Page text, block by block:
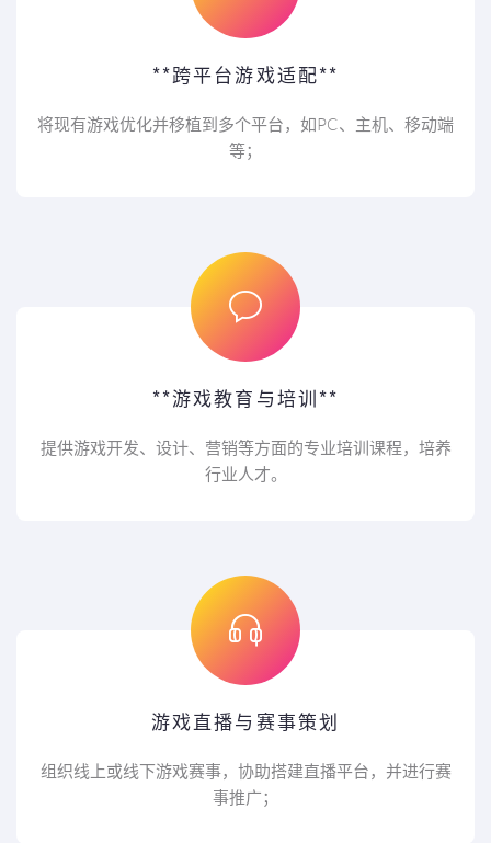
**跨平台游戏适配**
将现有游戏优化并移植到多个平台，如PC、主机、移动端
等；
**游戏教育与培训**
提供游戏开发、设计、营销等方面的专业培训课程，培养
行业人才。
游戏直播与赛事策划
组织线上或线下游戏赛事，协助搭建直播平台，并进行赛
事推广；